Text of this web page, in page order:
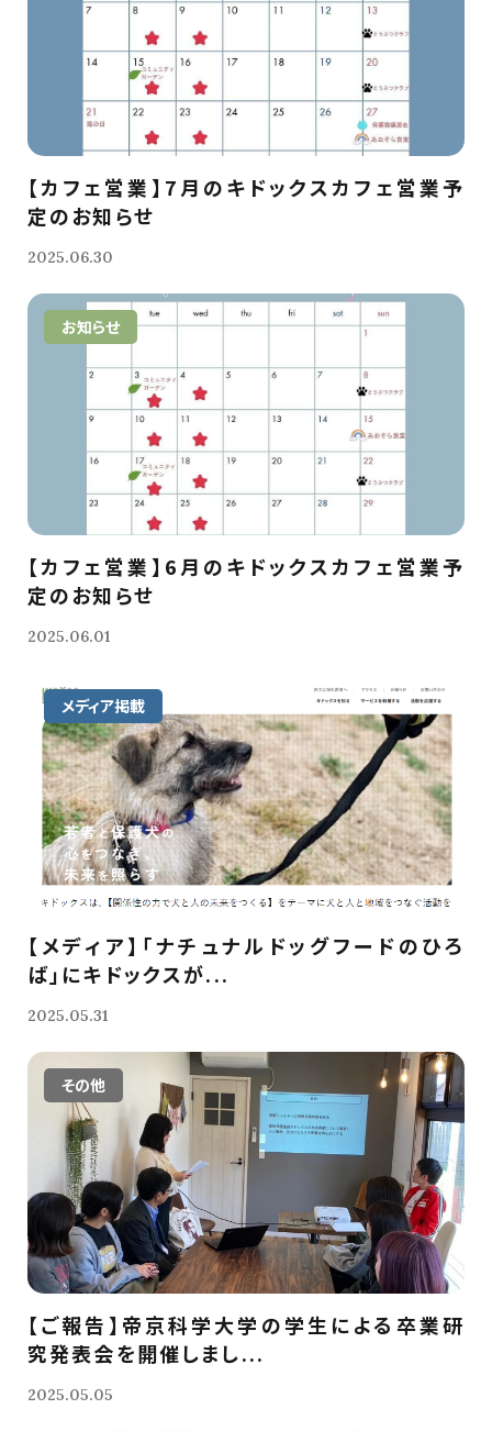
【カフェ営業】7月のキドックスカフェ営業予
定のお知らせ
2025.06.30
お知らせ
【カフェ営業】6月のキドックスカフェ営業予
定のお知らせ
2025.06.01
メディア掲載
【メディア】「ナチュナルドッグフードのひろ
ば」にキドックスが...
2025.05.31
その他
【ご報告】帝京科学大学の学生による卒業研
究発表会を開催しまし...
2025.05.05